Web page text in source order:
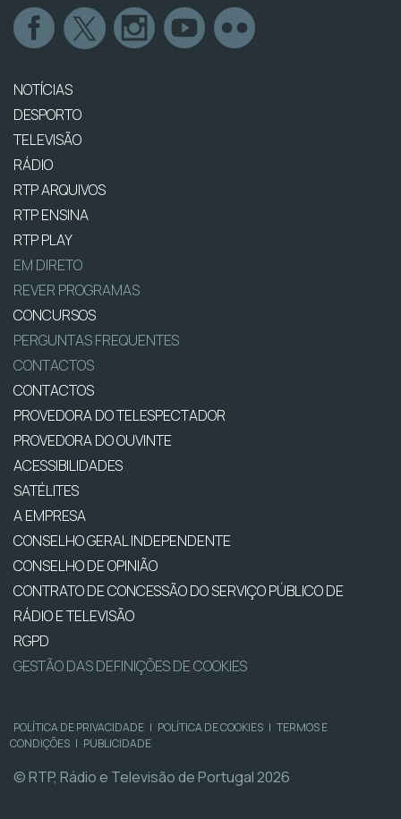
NOTÍCIAS
DESPORTO
TELEVISÃO
RÁDIO
RTP ARQUIVOS
RTP ENSINA
RTP PLAY
EM DIRETO
REVER PROGRAMAS
CONCURSOS
PERGUNTAS FREQUENTES
CONTACTOS
CONTACTOS
PROVEDORA DO TELESPECTADOR
PROVEDORA DO OUVINTE
ACESSIBILIDADES
SATÉLITES
A EMPRESA
CONSELHO GERAL INDEPENDENTE
CONSELHO DE OPINIÃO
CONTRATO DE CONCESSÃO DO SERVIÇO PÚBLICO DE
RÁDIO E TELEVISÃO
RGPD
GESTÃO DAS DEFINIÇÕES DE COOKIES
POLÍTICA DE PRIVACIDADE | POLÍTICA DE COOKIES | TERMOS E
CONDIÇÕES | PUBLICIDADE
© RTP, Rádio e Televisão de Portugal 2026